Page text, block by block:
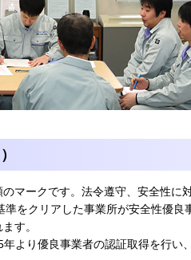
マークです。法令遵守、安全性に
をクリアした事業所が安全性優良
す。
より優良事業者の認証取得を行い